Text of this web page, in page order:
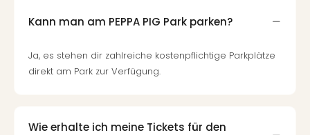
Kann man am PEPPA PIG Park parken?
Ja, es stehen dir zahlreiche kostenpflichtige Parkplätze
direkt am Park zur Verfügung.
Wie erhalte ich meine Tickets für den